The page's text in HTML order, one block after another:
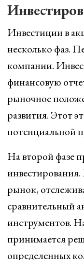
Инвестиции в
несколько фаз.
компании.
финансовую
рыночное
развития. Этот
потенциальной
На второй фазе
рынок,
сравнительный
инструментов.
принимается
определенных